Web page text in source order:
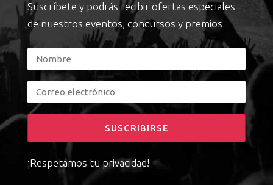
Suscríbete y podrás recibir ofertas especiales
de nuestros eventos, concursos y premios
SUSCRIBIRSE
¡Respetamos tu privacidad!